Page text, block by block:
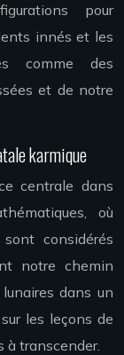
pour
innés et les
comme des
et de notre
karmique
centrale dans
où
considérés
notre chemin
dans un
les leçons de
à transcender.